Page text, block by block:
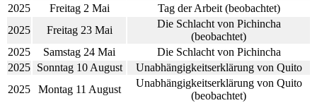
2025
Freitag 2 Mai
Tag der Arbeit (beobachtet)
2025
Freitag 23 Mai
Die Schlacht von Pichincha
(beobachtet)
2025
Samstag 24 Mai
Die Schlacht von Pichincha
2025 Sonntag 10 August
Unabhängigkeitserklärung von Quito
2025
Montag 11 August
Unabhängigkeitserklärung von Quito
(beobachtet)